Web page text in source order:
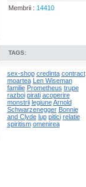
Membrii : 14410
TAGS:
sex-shop credinta contract
moartea Len Wiseman
familie Prometheus trupe
razboi pirati acoperire
monstrii legiune Arnold
Schwarzenegger Bonnie
and Clyde lup pitici relatie
spiritism omenirea